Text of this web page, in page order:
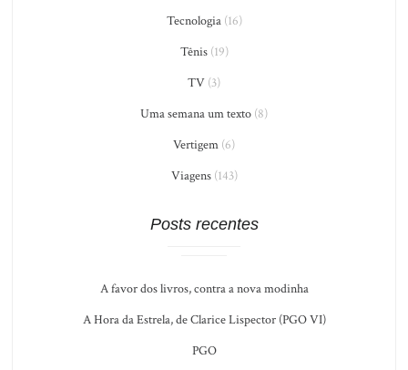
Tecnologia(16)
Tênis(19)
TV (3)
Uma semana um texto (8)
Vertigem (6)
Viagens(143)
Posts recentes
A favor dos livros, contra a nova modinha
A Hora da Estrela, de Clarice Lispector (PGO VI)
PGO